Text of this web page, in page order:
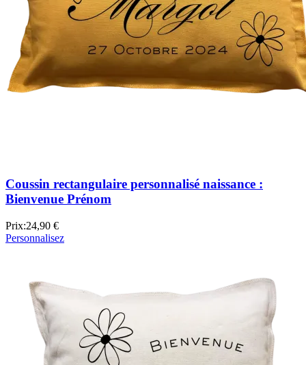
Coussin rectangulaire personnalisé naissance :
Bienvenue Prénom
Prix:24,90 €
Personnalisez